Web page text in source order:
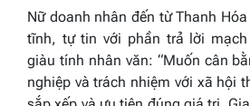
Nữ doanh nhân đến từ Thanh
tĩnh, tự tin với phần trả lời
giàu tính nhân văn: “Muốn cân
nghiệp và trách nhiệm với xã hội